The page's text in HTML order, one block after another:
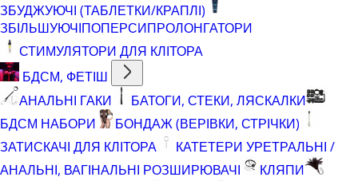
ЗБУДЖУЮЧІ (ТАБЛЕТКИ/КРАПЛІ)
ЗБІЛЬШУЮЧІПОПЕРСИПРОЛОНГАТОРИ
СТИМУЛЯТОРИ ДЛЯ КЛІТОРА
БДСМ, ФЕТІШ
АНАЛЬНІ ГАКИ
БАТОГИ, СТЕКИ, ЛЯСКАЛКИ
БДСМ НАБОРИ
БОНДАЖ (ВЕРІВКИ, СТРІЧКИ)
ЗАТИСКАЧІ ДЛЯ КЛІТОРА
КАТЕТЕРИ УРЕТРАЛЬНІ /
АНАЛЬНІ, ВАГІНАЛЬНІ РОЗШИРЮВАЧІ
КЛЯПИ